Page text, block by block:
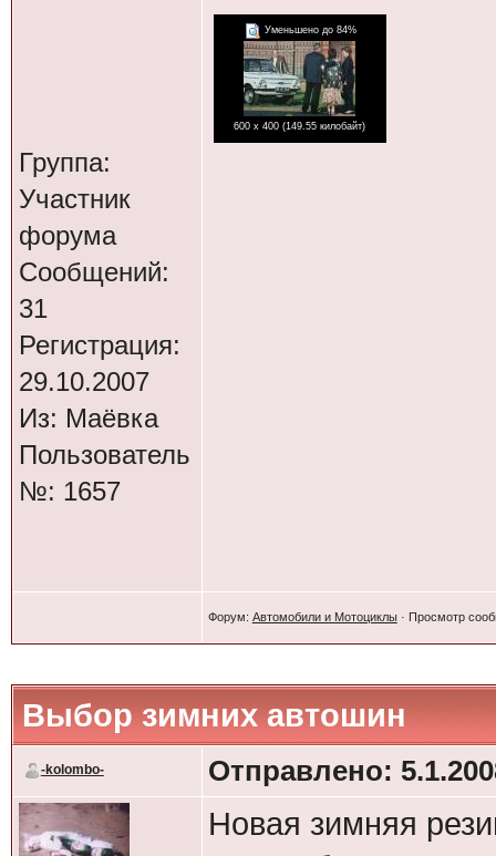
Группа:
Участник
форума
Сообщений:
31
Регистрация:
29.10.2007
Из: Маёвка
Пользователь
№: 1657
Уменьшено до 84%
600 x 400 (149.55 килобайт)
Форум: Автомобили и Мотоциклы· Просмотр
Выбор зимних автошин
-kolombo- Отправлено:
Новая зимняя